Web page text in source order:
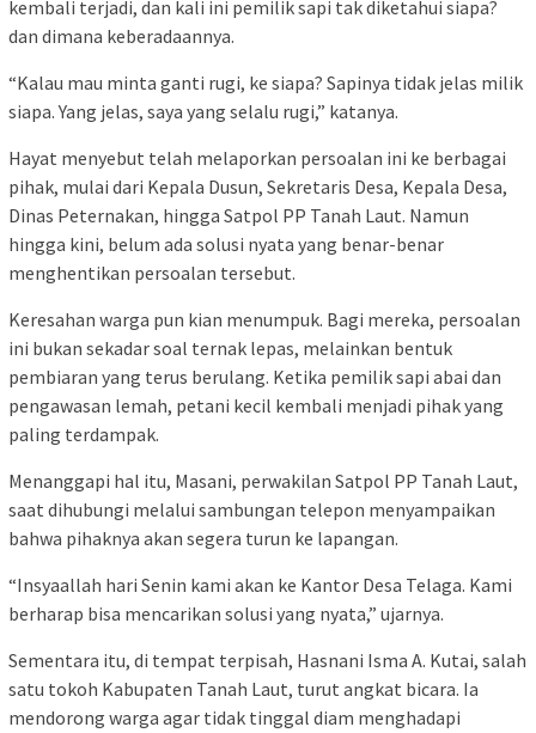
kembali terjadi, dan kali ini pemilik sapi tak diketahui siapa?
dan dimana keberadaannya.
“Kalau mau minta ganti rugi, ke siapa? Sapinya tidak jelas milik
siapa. Yang jelas, saya yang selalu rugi,” katanya.
Hayat menyebut telah melaporkan persoalan ini ke berbagai
pihak, mulai dari Kepala Dusun, Sekretaris Desa, Kepala Desa,
Dinas Peternakan, hingga Satpol PP Tanah Laut. Namun
hingga kini, belum ada solusi nyata yang benar-benar
menghentikan persoalan tersebut.
Keresahan warga pun kian menumpuk. Bagi mereka, persoalan
ini bukan sekadar soal ternak lepas, melainkan bentuk
pembiaran yang terus berulang. Ketika pemilik sapi abai dan
pengawasan lemah, petani kecil kembali menjadi pihak yang
paling terdampak.
Menanggapi hal itu, Masani, perwakilan Satpol PP Tanah Laut,
saat dihubungi melalui sambungan telepon menyampaikan
bahwa pihaknya akan segera turun ke lapangan.
“Insyaallah hari Senin kami akan ke Kantor Desa Telaga. Kami
berharap bisa mencarikan solusi yang nyata,” ujarnya.
Sementara itu, di tempat terpisah, Hasnani Isma A. Kutai, salah
satu tokoh Kabupaten Tanah Laut, turut angkat bicara. Ia
mendorong warga agar tidak tinggal diam menghadapi